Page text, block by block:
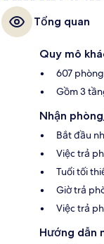
Tổng quan
Quy mô
607 phòng
Gồm 3
Nhận
Bắt đầu
Việc trả
Tuổi tối
Giờ trả
Việc trả
Hướng dẫn